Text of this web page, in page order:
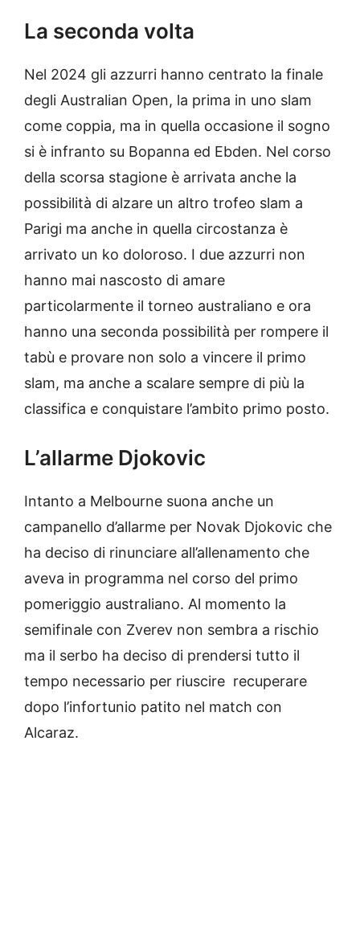
La seconda volta
Nel 2024 gli azzurri hanno centrato la finale
degli Australian Open, la prima in uno slam
come coppia, ma in quella occasione il sogno
si è infranto su Bopanna ed Ebden. Nel corso
della scorsa stagione è arrivata anche la
possibilità di alzare un altro trofeo slam a
Parigi ma anche in quella circostanza è
arrivato un ko doloroso. I due azzurri non
hanno mai nascosto di amare
particolarmente il torneo australiano e ora
hanno una seconda possibilità per rompere il
tabù e provare non solo a vincere il primo
slam, ma anche a scalare sempre di più la
classifica e conquistare l’ambito primo posto.
L’allarme Djokovic
Intanto a Melbourne suona anche un
campanello d’allarme per Novak Djokovic che
ha deciso di rinunciare all’allenamento che
aveva in programma nel corso del primo
pomeriggio australiano. Al momento la
semifinale con Zverev non sembra a rischio
ma il serbo ha deciso di prendersi tutto il
tempo necessario per riuscire recuperare
dopo l’infortunio patito nel match con
Alcaraz.